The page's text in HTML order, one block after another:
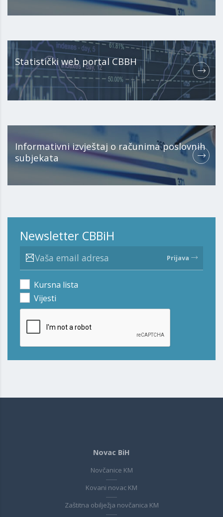
Statistički web portal CBBH
Informativni izvještaj o računima poslovnih
subjekata
Newsletter CBBiH
Prijava
Kursna lista
Vijesti
Novac BiH
Novčanice KM
Kovani novac KM
Zaštitna obilježja novčanica KM